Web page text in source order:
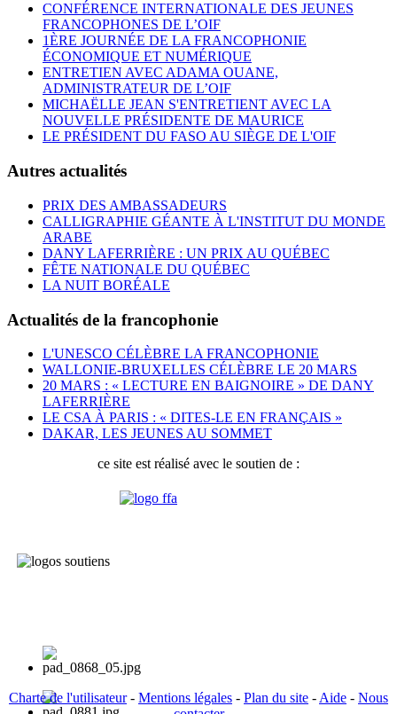
CONFÉRENCE INTERNATIONALE DES JEUNES
FRANCOPHONES DE L’OIF
1ÈRE JOURNÉE DE LA FRANCOPHONIE
ÉCONOMIQUE ET NUMÉRIQUE
ENTRETIEN AVEC ADAMA OUANE,
ADMINISTRATEUR DE L’OIF
MICHAËLLE JEAN S'ENTRETIENT AVEC LA
NOUVELLE PRÉSIDENTE DE MAURICE
LE PRÉSIDENT DU FASO AU SIÈGE DE L'OIF
Autres actualités
PRIX DES AMBASSADEURS
CALLIGRAPHIE GÉANTE À L'INSTITUT DU MONDE
ARABE
DANY LAFERRIÈRE : UN PRIX AU QUÉBEC
FÊTE NATIONALE DU QUÉBEC
LA NUIT BORÉALE
Actualités de la francophonie
L'UNESCO CÉLÈBRE LA FRANCOPHONIE
WALLONIE-BRUXELLES CÉLÈBRE LE 20 MARS
20 MARS : « LECTURE EN BAIGNOIRE » DE DANY
LAFERRIÈRE
LE CSA À PARIS : « DITES-LE EN FRANÇAIS »
DAKAR, LES JEUNES AU SOMMET
ce site est réalisé avec le soutien de :
Charte de l'utilisateur- Mentions légales - Plan du site - Aide - Nous